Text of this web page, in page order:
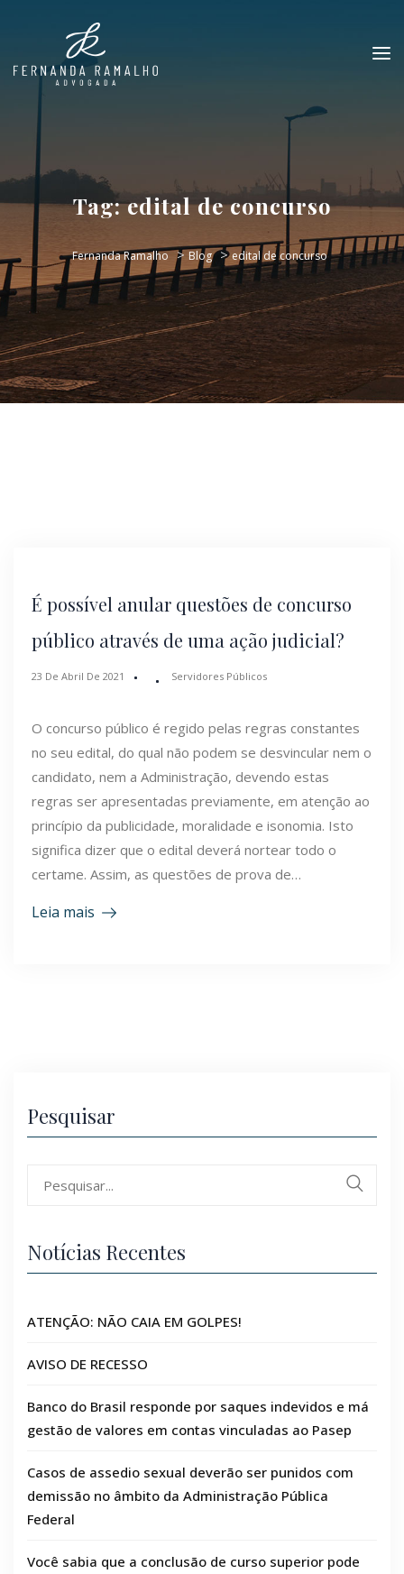
Tag:edital de concurso
Fernanda Ramalho >Blog >edital de concurso
É possível anular questões de concurso
público através de uma ação judicial?
23 De Abril De 2021 Servidores Públicos
O concurso público é regido pelas regras constantes
no seu edital, do qual não podem se desvincular nem o
candidato, nem a Administração, devendo estas
regras ser apresentadas previamente, em atenção ao
princípio da publicidade, moralidade e isonomia. Isto
significa dizer que o edital deverá nortear todo o
certame. Assim, as questões de prova de…
Leia mais
Pesquisar
Notícias Recentes
ATENÇÃO: NÃO CAIA EM GOLPES!
AVISO DE RECESSO
Banco do Brasil responde por saques indevidos e má
gestão de valores em contas vinculadas ao Pasep
Casos de assedio sexual deverão ser punidos com
demissão no âmbito da Administração Pública
Federal
Você sabia que a conclusão de curso superior pode